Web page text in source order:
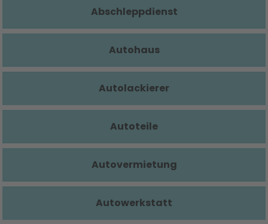
Abschleppdienst
Autohaus
Autolackierer
Autoteile
Autovermietung
Autowerkstatt